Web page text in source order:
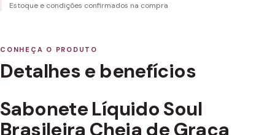
Estoque e condições confirmados na compra
CONHEÇA O PRODUTO
Detalhes e benefícios
Sabonete Líquido Soul
Brasileira Cheia de Graça